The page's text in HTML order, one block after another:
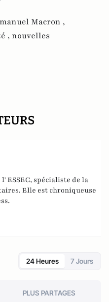
Macron ,
, nouvelles
ESSEC, spécialiste de la
Elle est chroniqueuse
24 Heures 7 Jours
PLUS PARTAGES